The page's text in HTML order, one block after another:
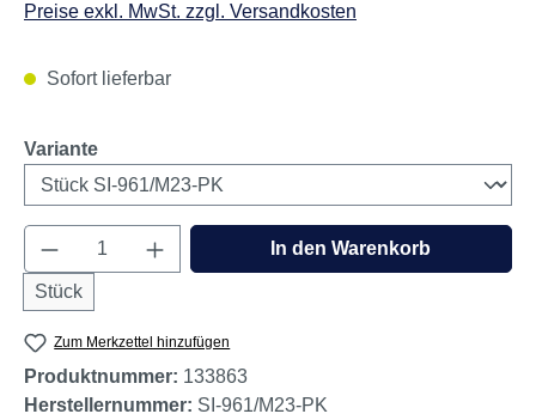
Preise exkl. MwSt. zzgl. Versandkosten
Sofort lieferbar
Varianteauswählen
Produkt Anzahl: Gib den gewünschten
Stück
In den Warenkorb
Zum Merkzettel hinzufügen
Produktnummer: 133863
Herstellernummer: SI-961/M23-PK